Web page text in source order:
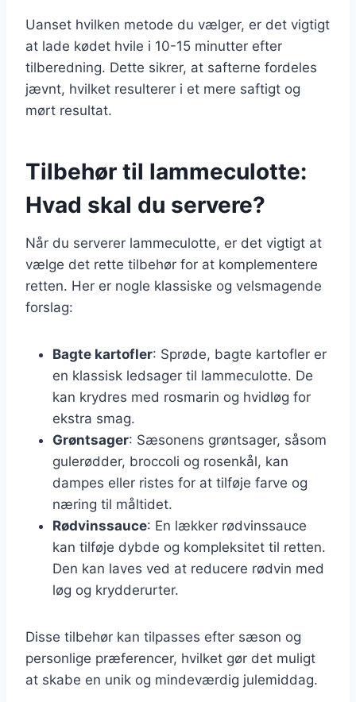
Uanset hvilken metode du vælger, er det vigtigt
at lade kødet hvile i 10-15 minutter efter
tilberedning. Dette sikrer, at safterne fordeles
jævnt, hvilket resulterer i et mere saftigt og
mørt resultat.
Tilbehør til lammeculotte:
Hvad skal du servere?
Når du serverer lammeculotte, er det vigtigt at
vælge det rette tilbehør for at komplementere
retten. Her er nogle klassiske og velsmagende
forslag:
Bagte kartofler: Sprøde, bagte kartofler er
en klassisk ledsager til lammeculotte. De
kan krydres med rosmarin og hvidløg for
ekstra smag.
Grøntsager: Sæsonens grøntsager, såsom
gulerødder, broccoli og rosenkål, kan
dampes eller ristes for at tilføje farve og
næring til måltidet.
Rødvinssauce: En lækker rødvinssauce
kan tilføje dybde og kompleksitet til retten.
Den kan laves ved at reducere rødvin med
løg og krydderurter.
Disse tilbehør kan tilpasses efter sæson og
personlige præferencer, hvilket gør det muligt
at skabe en unik og mindeværdig julemiddag.